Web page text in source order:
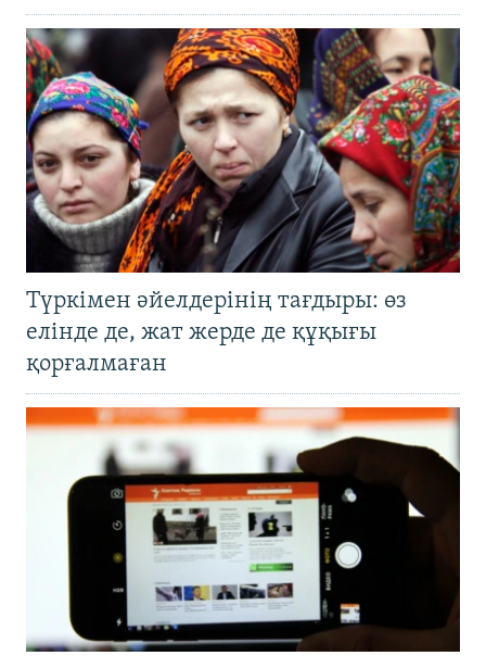
Түркімен әйелдерінің тағдыры: өз
елінде де, жат жерде де құқығы
қорғалмаған